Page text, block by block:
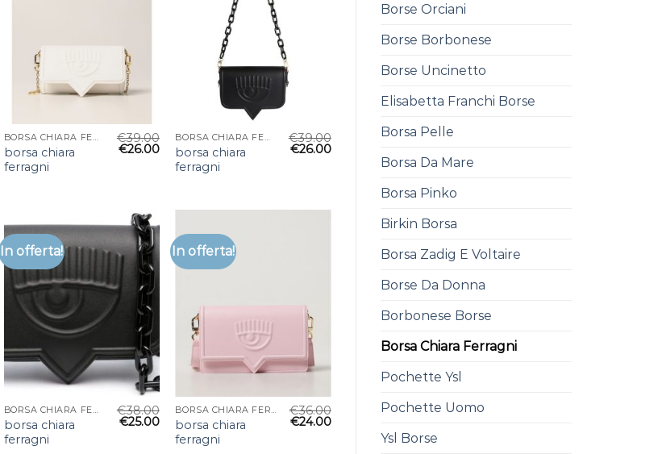
Borse Orciani
Borse Borbonese
Borse Uncinetto
Elisabetta Franchi Borse
Borsa Pelle
Borsa Da Mare
Borsa Pinko
Birkin Borsa
Borsa Zadig E Voltaire
Borse Da Donna
Borbonese Borse
Borsa Chiara Ferragni
Pochette Ysl
Pochette Uomo
Ysl Borse
BORSA CHIARA FERRAGNI
borsa chiara
ferragni
€39.00
€26.00
BORSA CHIARA FERRAGNI
borsa chiara
ferragni
€39.00
€26.00
In offerta!
BORSA CHIARA FERRAGNI
borsa chiara
ferragni
€38.00
€25.00
In offerta!
BORSA CHIARA FERRAGNI
borsa chiara
ferragni
€36.00
€24.00